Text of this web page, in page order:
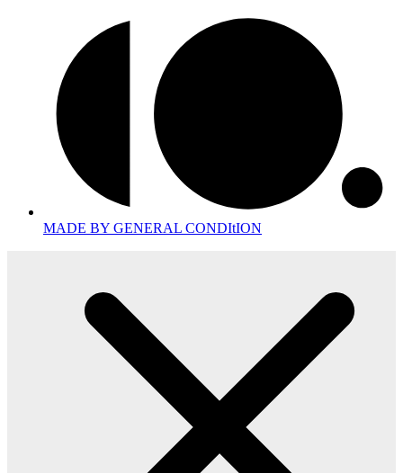
MADE BY GENERAL CONDItION